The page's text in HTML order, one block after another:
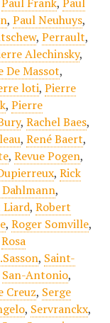
, Paul Neuhuys,
, Perrault,
Alechinsky,
De Massot,
loti, Pierre
, Pierre
, Rachel Baes,
, René Baert,
, Revue Pogen,
, Rick
,
Liard, Robert
, Roger Somville,
Rosa
, Saint-
San-Antonio,
Creuz, Serge
, Servranckx,